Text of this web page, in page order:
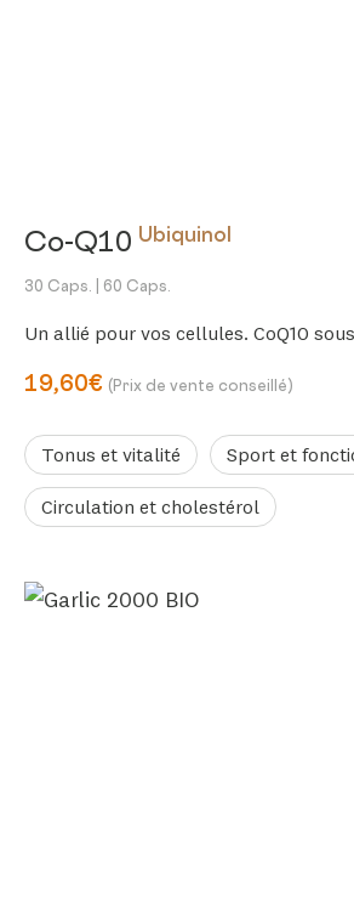
Co-Q10 Ubiquinol
30 Caps. | 60 Caps.
Un allié pour vos cellules. CoQ10
19,60€ (Prix de vente conseillé)
Tonus et vitalité Sport et
Circulation et cholestérol